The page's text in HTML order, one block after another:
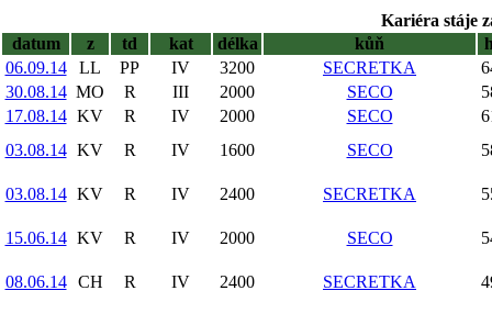
Kariéra stáje
datum
z td kat délka kůň
06.09.14
LL PP IV 3200 SECRETKA
30.08.14 MO R III 2000 SECO
17.08.14 KV R IV 2000 SECO
03.08.14 KV R IV 1600 SECO
03.08.14 KV R IV 2400 SECRETKA
15.06.14 KV R IV 2000 SECO
08.06.14 CH R IV 2400 SECRETKA